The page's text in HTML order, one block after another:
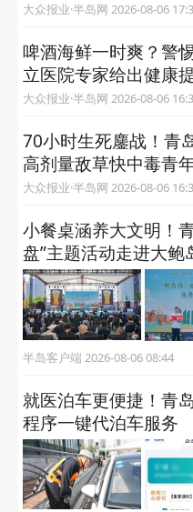
大众报业·半岛网 2026-08-06
啤酒海鲜一时爽？警
立医院专家给出健康
大众报业·半岛网 2026-08-06
70小时生死鏖战！青
高剂量敌草快中毒青
大众报业·半岛网 2026-08-06
小餐桌涵养大文明！
盘”主题活动走进大鲍
半岛客户端 2026-08-06 08:44
就医泊车更便捷！青
程序一键代泊车服务